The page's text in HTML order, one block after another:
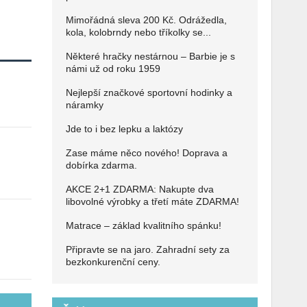
Mimořádná sleva 200 Kč. Odrážedla,
kola, kolobrndy nebo tříkolky se...
Některé hračky nestárnou – Barbie je s
námi už od roku 1959
Nejlepší značkové sportovní hodinky a
náramky
Jde to i bez lepku a laktózy
Zase máme něco nového! Doprava a
dobírka zdarma.
AKCE 2+1 ZDARMA: Nakupte dva
libovolné výrobky a třetí máte ZDARMA!
Matrace – základ kvalitního spánku!
Připravte se na jaro. Zahradní sety za
bezkonkurenční ceny.